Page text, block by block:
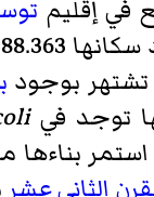
في إقليم
نسمة، على يمين
توجد في
الثاني عشر